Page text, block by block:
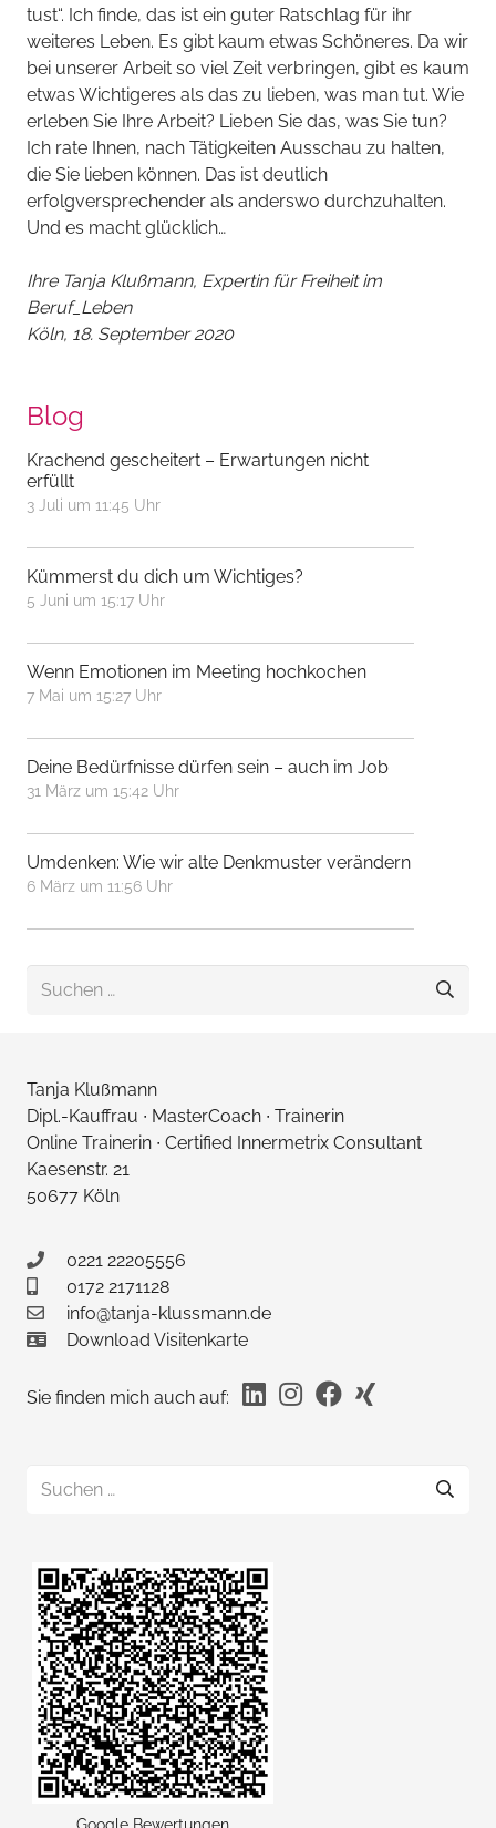
tust“. Ich finde, das ist ein guter Ratschlag für ihr
weiteres Leben. Es gibt kaum etwas Schöneres. Da wir
bei unserer Arbeit so viel Zeit verbringen, gibt es kaum
etwas Wichtigeres als das zu lieben, was man tut. Wie
erleben Sie Ihre Arbeit? Lieben Sie das, was Sie tun?
Ich rate Ihnen, nach Tätigkeiten Ausschau zu halten,
die Sie lieben können. Das ist deutlich
erfolgversprechender als anderswo durchzuhalten.
Und es macht glücklich…
Ihre Tanja Klußmann, Expertin für Freiheit im
Beruf_Leben
Köln, 18. September 2020
Blog
Krachend gescheitert – Erwartungen nicht
erfüllt
3 Juli um 11:45 Uhr
Kümmerst du dich um Wichtiges?
5 Juni um 15:17 Uhr
Wenn Emotionen im Meeting hochkochen
7 Mai um 15:27 Uhr
Deine Bedürfnisse dürfen sein – auch im Job
31 März um 15:42 Uhr
Umdenken: Wie wir alte Denkmuster verändern
6 März um 11:56 Uhr
nach:
Tanja Klußmann
Dipl.-Kauffrau ∙ MasterCoach ∙ Trainerin
Online Trainerin ∙ Certified Innermetrix Consultant
Kaesenstr. 21
50677 Köln
0221 22205556
0172 2171128
info@tanja-klussmann.de
Download Visitenkarte
Sie finden mich auch auf:
Google Bewertungen